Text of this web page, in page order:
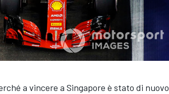
a vincere a Singapore è stato di nuovo